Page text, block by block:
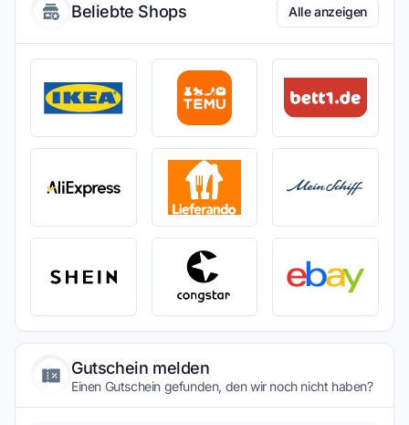
Beliebte Shops Alle anzeigen
Gutschein melden
Einen Gutschein gefunden, den wir noch nicht haben?